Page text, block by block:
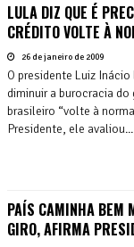
LULA DIZ QUE É
CRÉDITO VOLTE À
26 de janeiro de 2009
O presidente Luiz
diminuir a burocracia
brasileiro “volte à
Presidente, ele avaliou...
PAÍS CAMINHA BEM
GIRO, AFIRMA